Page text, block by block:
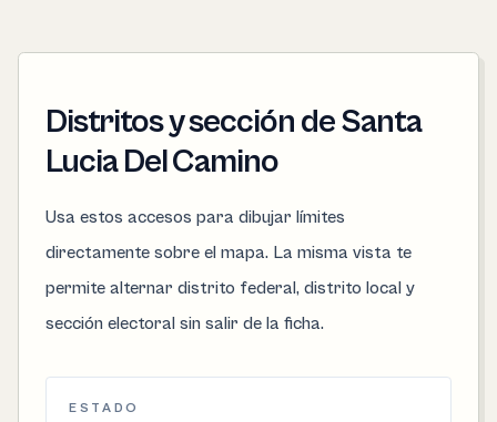
Distritos y sección de Santa
Lucia Del Camino
Usa estos accesos para dibujar límites
directamente sobre el mapa. La misma vista te
permite alternar distrito federal, distrito local y
sección electoral sin salir de la ficha.
ESTADO